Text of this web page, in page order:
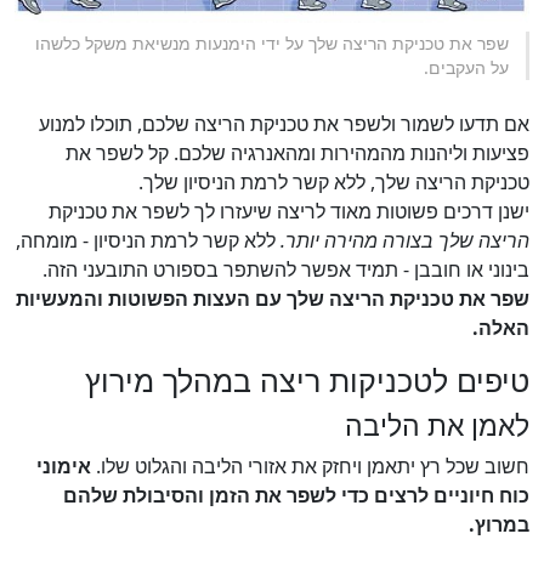
שפר את טכניקת הריצה שלך על ידי הימנעות מנשיאת משקל כלשהו
על העקבים.
אם תדעו לשמור ולשפר את טכניקת הריצה שלכם, תוכלו למנוע
פציעות וליהנות מהמהירות ומהאנרגיה שלכם. קל לשפר את
טכניקת הריצה שלך, ללא קשר לרמת הניסיון שלך.
ישנן דרכים פשוטות מאוד לריצה שיעזרו לך לשפר את טכניקת
הריצה שלך בצורה מהירה יותר.ללא קשר לרמת הניסיון - מומחה,
בינוני או חובבן - תמיד אפשר להשתפר בספורט התובעני הזה.
שפר את טכניקת הריצה שלך עם העצות הפשוטות והמעשיות
האלה.
טיפים לטכניקות ריצה במהלך מירוץ
לאמן את הליבה
חשוב שכל רץ יתאמן ויחזק את אזורי הליבה והגלוט שלו. אימוני
כוח חיוניים לרצים כדי לשפר את הזמן והסיבולת שלהם
במרוץ.